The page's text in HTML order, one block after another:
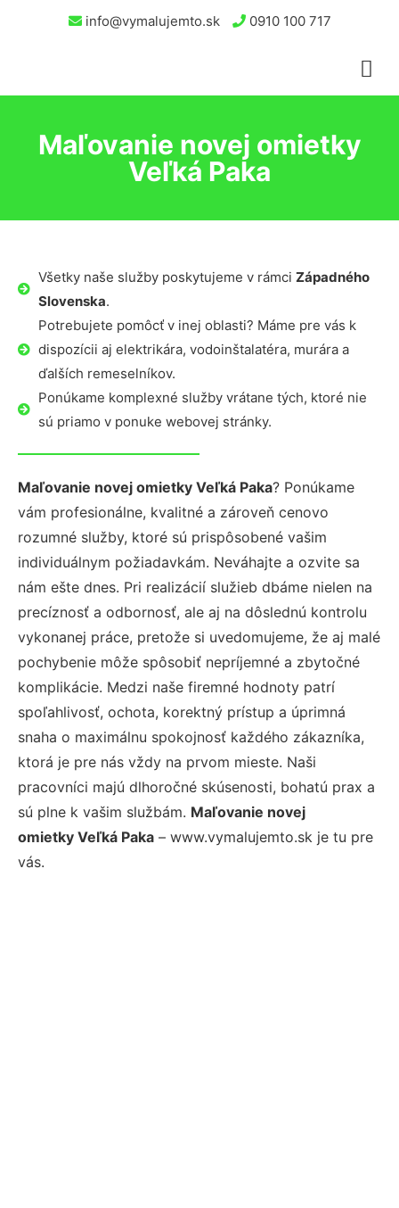
info@vymalujemto.sk 0910 100 717
Maľovanie novej omietky
Veľká Paka
Všetky naše služby poskytujeme v rámci Západného
Slovenska.
Potrebujete pomôcť v inej oblasti? Máme pre vás k
dispozícii aj elektrikára, vodoinštalatéra, murára a
ďalších remeselníkov.
Ponúkame komplexné služby vrátane tých, ktoré nie
sú priamo v ponuke webovej stránky.
Maľovanie novej omietky Veľká Paka? Ponúkame
vám profesionálne, kvalitné a zároveň cenovo
rozumné služby, ktoré sú prispôsobené vašim
individuálnym požiadavkám. Neváhajte a ozvite sa
nám ešte dnes. Pri realizácií služieb dbáme nielen na
precíznosť a odbornosť, ale aj na dôslednú kontrolu
vykonanej práce, pretože si uvedomujeme, že aj malé
pochybenie môže spôsobiť nepríjemné a zbytočné
komplikácie. Medzi naše firemné hodnoty patrí
spoľahlivosť, ochota, korektný prístup a úprimná
snaha o maximálnu spokojnosť každého zákazníka,
ktorá je pre nás vždy na prvom mieste. Naši
pracovníci majú dlhoročné skúsenosti, bohatú prax a
sú plne k vašim službám. Maľovanie novej
omietky Veľká Paka – www.vymalujemto.sk je tu pre
vás.